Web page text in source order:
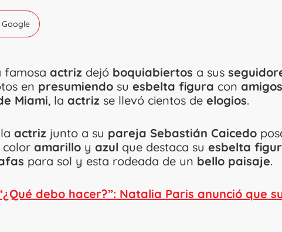
famosa actriz dejó boquiabiertos a sus
en presumiendo su esbelta figura con amigos
Miami, la actriz se llevó cientos de elogios.
actriz junto a su pareja Sebastián Caicedo
color amarillo y azul que destaca su esbelta
para sol y esta rodeada de un bello paisaje.
debo hacer?”: Natalia Paris anunció que